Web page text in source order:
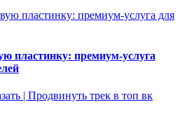
пластинку: премиум-услуга